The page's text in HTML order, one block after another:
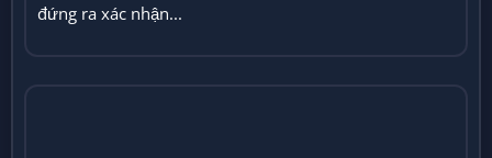
đứng ra xác nhận...